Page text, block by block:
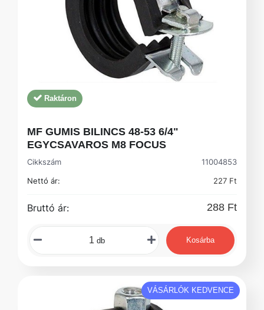
Raktáron
MF GUMIS BILINCS 48-53 6/4"
EGYCSAVAROS M8 FOCUS
Cikkszám
11004853
Nettó ár:
227 Ft
Bruttó ár: 288 Ft
db Kosárba
VÁSÁRLÓK KEDVENCE